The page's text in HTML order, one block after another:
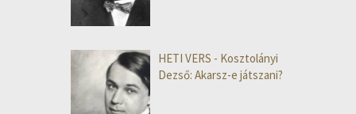
HETI VERS - Kosztolányi
Dezső: Akarsz-e játszani?